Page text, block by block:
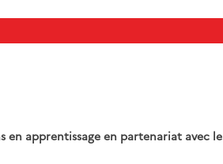
en apprentissage en partenariat avec le